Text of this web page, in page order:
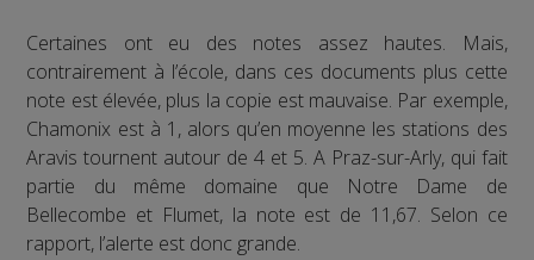
Certaines ont eu des notes assez hautes. Mais,
contrairement à l’école, dans ces documents plus cette
note est élevée, plus la copie est mauvaise. Par exemple,
Chamonix est à 1, alors qu’en moyenne les stations des
Aravis tournent autour de 4 et 5. A Praz-sur-Arly, qui fait
partie du même domaine que Notre Dame de
Bellecombe et Flumet, la note est de 11,67. Selon ce
rapport, l’alerte est donc grande.